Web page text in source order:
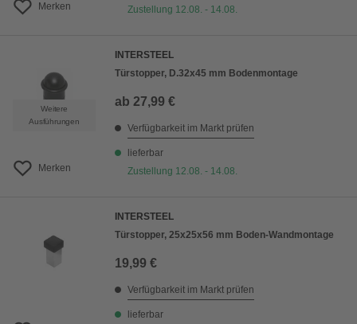
Merken
Zustellung 12.08. - 14.08.
Weitere
Ausführungen
Merken
INTERSTEEL
Türstopper, D.32x45 mm Bodenmontage
ab 27,99 €
Verfügbarkeit im Markt prüfen
lieferbar
Zustellung 12.08. - 14.08.
INTERSTEEL
Türstopper, 25x25x56 mm Boden-Wandmontage
19,99 €
Verfügbarkeit im Markt prüfen
lieferbar